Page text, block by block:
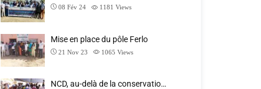
08 Fév 24 1181 Views
Mise en place du pôle Ferlo
21 Nov 23 1065 Views
NCD, au-delà de la conservatio…